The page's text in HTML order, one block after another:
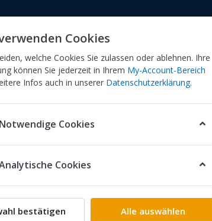
Cookies
welche Cookies Sie zulassen oder ablehnen. Ihre
können Sie jederzeit in Ihrem My-Account-Bereich
Infos auch in unserer Datenschutzerklärung.
Notwendige Cookies
Cookies
bestätigen Alle auswählen